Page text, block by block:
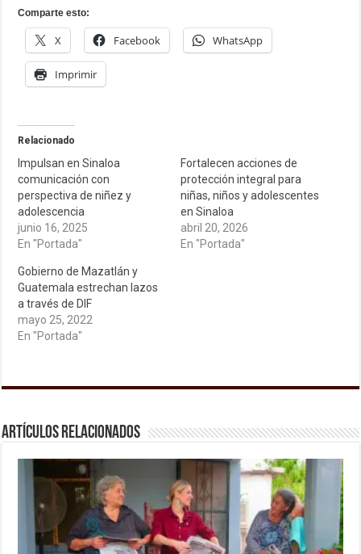
Comparte esto:
X Facebook WhatsApp
Imprimir
Relacionado
Impulsan en Sinaloa
comunicación con
perspectiva de niñez y
adolescencia
junio 16, 2025
En "Portada"
Fortalecen acciones de
protección integral para
niñas, niños y adolescentes
en Sinaloa
abril 20, 2026
En "Portada"
Gobierno de Mazatlán y
Guatemala estrechan lazos
a través de DIF
mayo 25, 2022
En "Portada"
Artículos relacionados